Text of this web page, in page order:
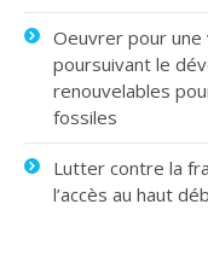
Oeuvrer pour
poursuivant le
renouvelables
fossiles
Lutter contre la
l’accès au haut